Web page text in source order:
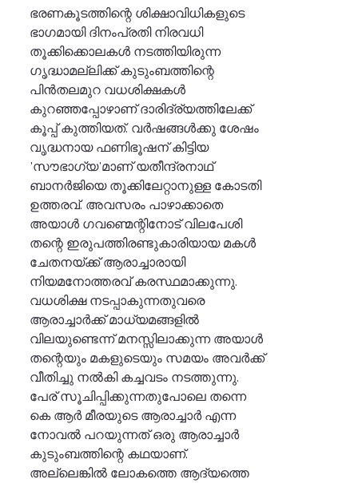
ഭരണകൂടത്തിന്റെ ശിക്ഷാവിധികളുടെ
ഭാഗമായി ദിനംപ്രതി നിരവധി
തൂക്കിക്കൊലകള്‍ നടത്തിയിരുന്ന
ഗൃദ്ധാമല്ലിക്ക് കുടുംബത്തിന്റെ
പിന്‍തലമുറ വധശിക്ഷകള്‍
കുറഞ്ഞപ്പോഴാണ് ദാരിദ്ര്യത്തിലേക്ക്
കൂപ്പ് കുത്തിയത്. വര്‍ഷങ്ങള്‍ക്കു ശേഷം
വൃദ്ധനായ ഫണിഭൂഷന് കിട്ടിയ
'സൗഭാഗ്യ'മാണ് യതീന്ദ്രനാഥ്
ബാനര്‍ജിയെ തൂക്കിലേറ്റാനുള്ള കോടതി
ഉത്തരവ്. അവസരം പാഴാക്കാതെ
അയാള്‍ ഗവണ്മെന്റിനോട് വിലപേശി
തന്റെ ഇരുപത്തിരണ്ടുകാരിയായ മകള്‍
ചേതനയ്ക്ക് ആരാച്ചാരായി
നിയമനോത്തരവ് കരസ്ഥമാക്കുന്നു.
വധശിക്ഷ നടപ്പാകുന്നതുവരെ
ആരാച്ചാര്‍ക്ക് മാധ്യമങ്ങളില്‍
വിലയുണ്ടെന്ന് മനസ്സിലാക്കുന്ന അയാള്‍
തന്റെയും മകളുടെയും സമയം അവര്‍ക്ക്
വീതിച്ചു നല്‍കി കച്ചവടം നടത്തുന്നു.
പേര് സൂചിപ്പിക്കുന്നതുപോലെ തന്നെ
കെ ആര്‍ മീരയുടെ ആരാച്ചാര്‍ എന്ന
നോവല്‍ പറയുന്നത് ഒരു ആരാച്ചാര്‍
കുടുംബത്തിന്റെ കഥയാണ്.
അല്ലെങ്കില്‍ ലോകത്തെ ആദ്യത്തെ